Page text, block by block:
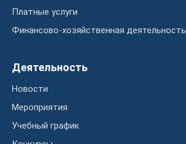
Платные услуги
Финансово-хозяйственная деятельность
Деятельность
Новости
Мероприятия
Учебный график